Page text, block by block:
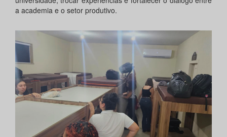
a academia e o setor produtivo.